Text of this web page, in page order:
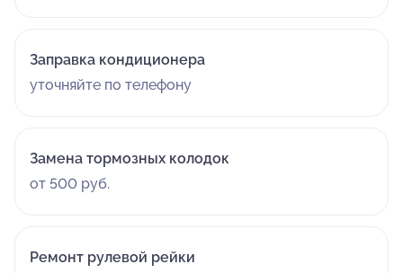
Заправка кондиционера
уточняйте по телефону
Замена тормозных колодок
от 500 руб.
Ремонт рулевой рейки